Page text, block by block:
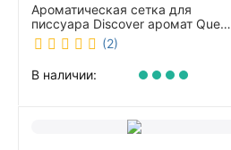
Ароматическая сетка для
писсуара Discover аромат Queen
DSR 7381-2 (2)
В наличии: